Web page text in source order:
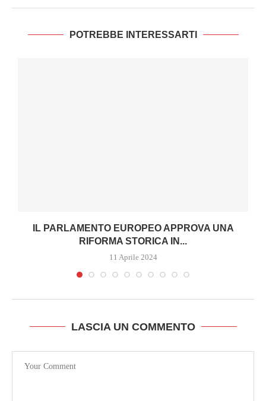
POTREBBE INTERESSARTI
IL PARLAMENTO EUROPEO APPROVA UNA
RIFORMA STORICA IN...
11 Aprile 2024
LASCIA UN COMMENTO